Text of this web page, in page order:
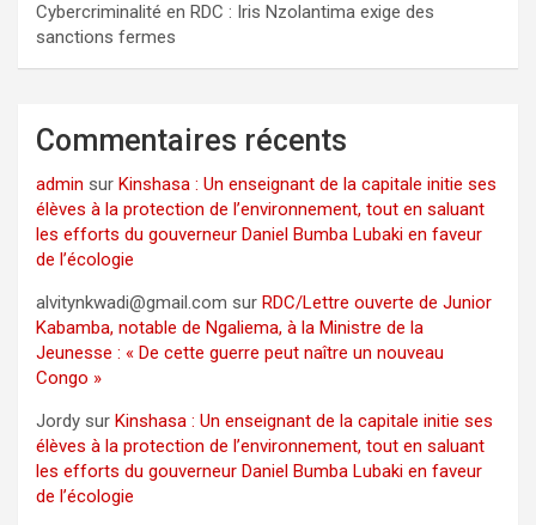
Cybercriminalité en RDC : Iris Nzolantima exige des
sanctions fermes
Commentaires récents
admin sur Kinshasa : Un enseignant de la capitale initie ses
élèves à la protection de l’environnement, tout en saluant
les efforts du gouverneur Daniel Bumba Lubaki en faveur
de l’écologie
alvitynkwadi@gmail.com sur RDC/Lettre ouverte de Junior
Kabamba, notable de Ngaliema, à la Ministre de la
Jeunesse : « De cette guerre peut naître un nouveau
Congo »
Jordy sur Kinshasa : Un enseignant de la capitale initie ses
élèves à la protection de l’environnement, tout en saluant
les efforts du gouverneur Daniel Bumba Lubaki en faveur
de l’écologie